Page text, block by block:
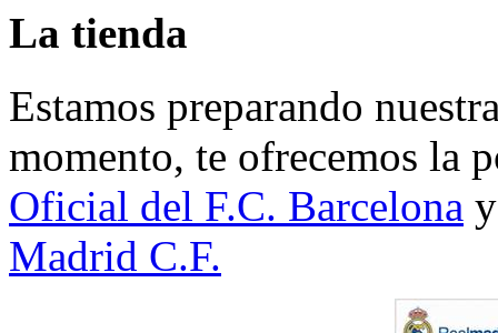
La tienda
Estamos preparando
momento, te ofrecemos la
Oficial del F.C. Barcelona
Madrid C.F.